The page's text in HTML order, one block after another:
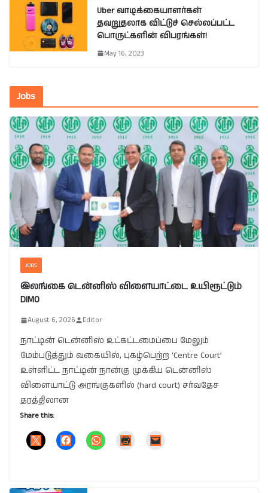
Uber வாடிக்கையாளர்கள்
தவறுதலாக விட்டுச் செல்லப்பட்ட
பொருட்களின் விபரங்கள்!
May 16, 2023
Jobs
JOBS
இலங்கை டென்னிஸ் விளையாட்டை உயிரூட்டும்
DIMO
August 6, 2026 Editor
நாட்டின் டென்னிஸ் உட்கட்டமைப்பை மேலும்
மேம்படுத்தும் வகையில், புகழ்பெற்ற ‘Centre Court’
உள்ளிட்ட நாட்டின் நான்கு முக்கிய டென்னிஸ்
விளையாட்டு அரங்குகளில் (hard court) சர்வதேச
தரத்திலான
Share this: